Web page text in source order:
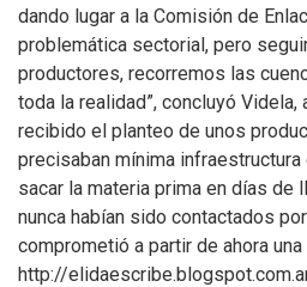
dando lugar a la Comisión de
problemática sectorial, pero
productores, recorremos las
toda la realidad”, concluyó
recibido el planteo de unos
precisaban mínima
sacar la materia prima en días de
nunca habían sido contactados
comprometió a partir de ahora
http://